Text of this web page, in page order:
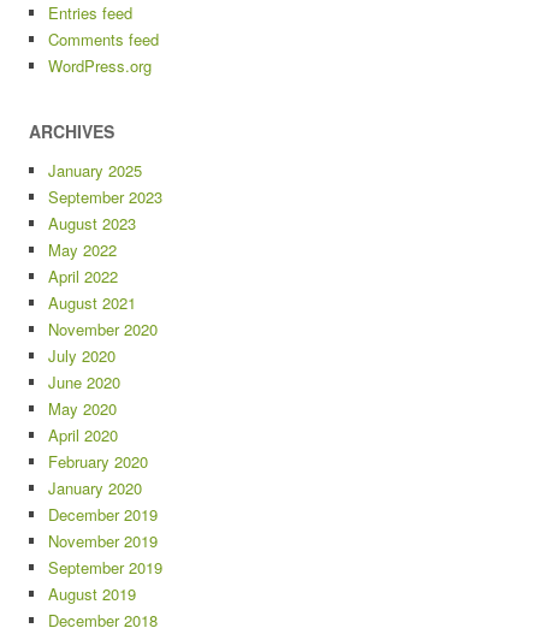
Entries feed
Comments feed
WordPress.org
ARCHIVES
January 2025
September 2023
August 2023
May 2022
April 2022
August 2021
November 2020
July 2020
June 2020
May 2020
April 2020
February 2020
January 2020
December 2019
November 2019
September 2019
August 2019
December 2018